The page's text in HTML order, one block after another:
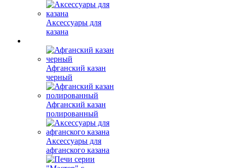
Аксессуары для
казана
Афганский казан
черный
Афганский казан
полированный
Аксессуары для
афганского казана